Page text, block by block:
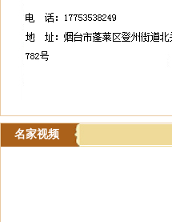
名家视频